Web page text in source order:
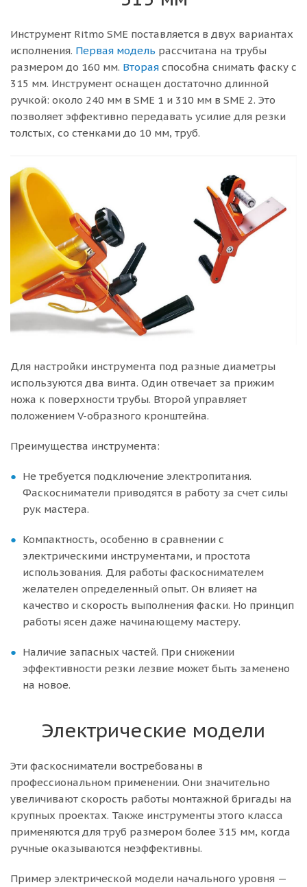
Инструмент Ritmo SME поставляется в двух вариантах
исполнения. Первая модель рассчитана на трубы
размером до 160 мм. Вторая способна снимать фаску с
315 мм. Инструмент оснащен достаточно длинной
ручкой: около 240 мм в SME 1 и 310 мм в SME 2. Это
позволяет эффективно передавать усилие для резки
толстых, со стенками до 10 мм, труб.
Для настройки инструмента под разные диаметры
используются два винта. Один отвечает за прижим
ножа к поверхности трубы. Второй управляет
положением V-образного кронштейна.
Преимущества инструмента:
Не требуется подключение электропитания.
Фаскосниматели приводятся в работу за счет силы
рук мастера.
Компактность, особенно в сравнении с
электрическими инструментами, и простота
использования. Для работы фаскоснимателем
желателен определенный опыт. Он влияет на
качество и скорость выполнения фаски. Но принцип
работы ясен даже начинающему мастеру.
Наличие запасных частей. При снижении
эффективности резки лезвие может быть заменено
на новое.
Электрические модели
Эти фаскосниматели востребованы в
профессиональном применении. Они значительно
увеличивают скорость работы монтажной бригады на
крупных проектах. Также инструменты этого класса
применяются для труб размером более 315 мм, когда
ручные оказываются неэффективны.
Пример электрической модели начального уровня —